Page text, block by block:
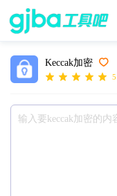
Keccak加密
5